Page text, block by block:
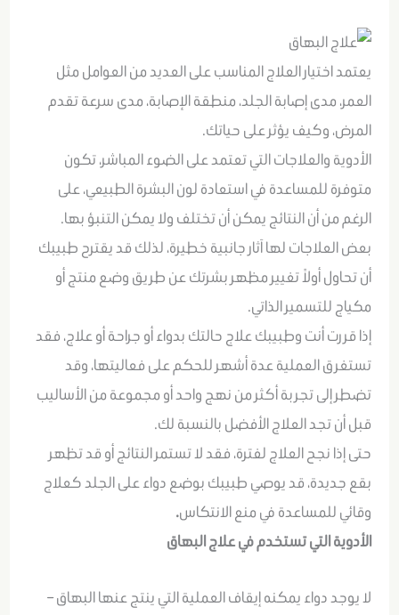
يعتمد اختيار العلاج المناسب على العديد من العوامل مثل
العمر، مدى إصابة الجلد، منطقة الإصابة، مدى سرعة تقدم
المرض، وكيف يؤثر على حياتك.
الأدوية والعلاجات التي تعتمد على الضوء المباشر، تكون
متوفرة للمساعدة في استعادة لون البشرة الطبيعي، على
الرغم من أن النتائج يمكن أن تختلف ولا يمكن التنبؤ بها.
بعض العلاجات لها آثار جانبية خطيرة، لذلك قد يقترح طبيبك
أن تحاول أولاً تغيير مظهر بشرتك عن طريق وضع منتج أو
مكياج للتسمير الذاتي.
إذا قررت أنت وطبيبك علاج حالتك بدواء أو جراحة أو علاج، فقد
تستغرق العملية عدة أشهر للحكم على فعاليتها، وقد
تضطر إلى تجربة أكثر من نهج واحد أو مجموعة من الأساليب
قبل أن تجد العلاج الأفضل بالنسبة لك.
حتى إذا نجح العلاج لفترة، فقد لا تستمر النتائج أو قد تظهر
بقع جديدة، قد يوصي طبيبك بوضع دواء على الجلد كعلاج
وقائي للمساعدة في منع الانتكاس.
الأدوية التي تستخدم في علاج البهاق
لا يوجد دواء يمكنه إيقاف العملية التي ينتج عنها البهاق –